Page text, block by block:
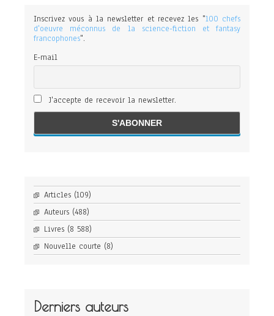
Inscrivez vous à la newsletter et recevez les "100 chefs
d'oeuvre méconnus de la science-fiction et fantasy
francophones".
E-mail
J'accepte de recevoir la newsletter.
Articles (109)
Auteurs (488)
Livres (8 588)
Nouvelle courte (8)
Derniers auteurs